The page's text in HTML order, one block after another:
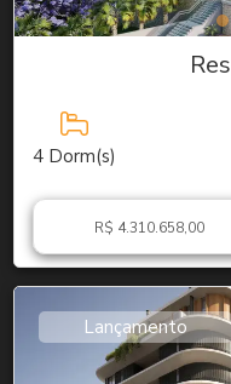
4 Dorm(s)
R$ 4.310.658,00
Lançamento